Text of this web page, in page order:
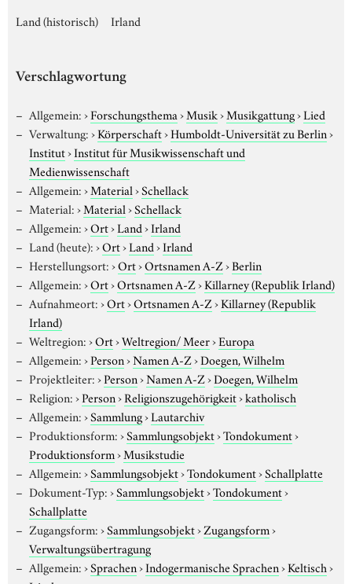
Land (historisch) Irland
Verschlagwortung
Allgemein:›Forschungsthema›Musik›Musikgattung›Lied
Verwaltung:›Körperschaft›Humboldt-Universität zu Berlin›
Institut›Institut für Musikwissenschaft und
Medienwissenschaft
Allgemein:›Material›Schellack
Material:›Material›Schellack
Allgemein:›Ort›Land›Irland
Land (heute):›Ort›Land›Irland
Herstellungsort:›Ort›Ortsnamen A-Z›Berlin
Allgemein:›Ort›Ortsnamen A-Z›Killarney (Republik Irland)
Aufnahmeort:›Ort›Ortsnamen A-Z›Killarney (Republik
Irland)
Weltregion:›Ort›Weltregion/ Meer›Europa
Allgemein:›Person›Namen A-Z›Doegen, Wilhelm
Projektleiter:›Person›Namen A-Z›Doegen, Wilhelm
Religion:›Person›Religionszugehörigkeit›katholisch
Allgemein:›Sammlung›Lautarchiv
Produktionsform:›Sammlungsobjekt›Tondokument›
Produktionsform›Musikstudie
Allgemein:›Sammlungsobjekt›Tondokument›Schallplatte
Dokument-Typ:›Sammlungsobjekt›Tondokument›
Schallplatte
Zugangsform:›Sammlungsobjekt›Zugangsform›
Verwaltungsübertragung
Allgemein:›Sprachen›Indogermanische Sprachen›Keltisch›